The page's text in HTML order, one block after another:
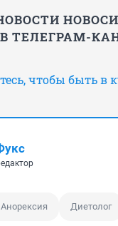
ТЕЛЕГРАМ-
чтобы быть в
Анорексия Диетолог